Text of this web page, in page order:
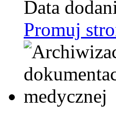
Data
Promuj